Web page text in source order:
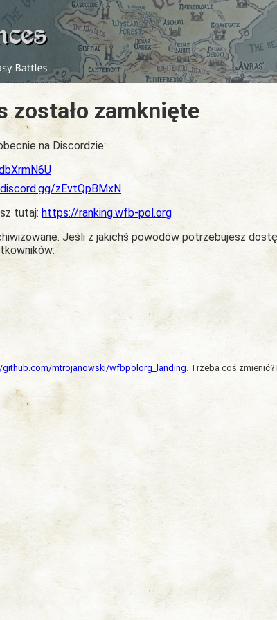
zostało zamknięte
na Discordzie:
zEvtQpBMxN
tutaj: https://ranking.wfb-pol.org
Jeśli z jakichś powodów potrzebujesz
github.com/mtrojanowski/wfbpolorg_landing . Trzeba coś